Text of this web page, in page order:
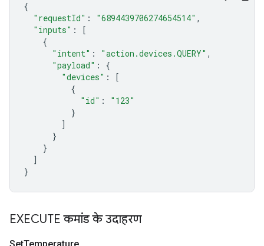
{
"requestId" : "6894439706274654514" ,
"inputs" :
[
{
"intent" : "action.devices.QUERY" ,
"payload" :
{
"devices" :
[
{
"id" :
"123"
}
]
}
}
]
}
EXECUTE कमांड के उदाहरण